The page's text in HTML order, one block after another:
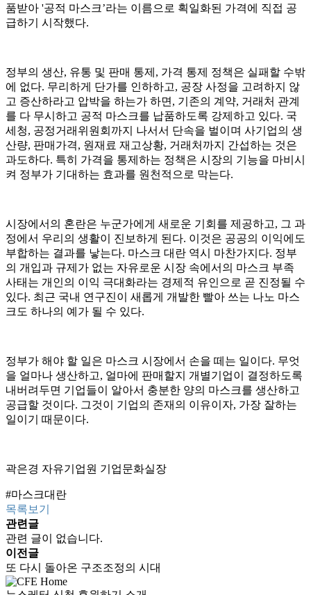
품받아 '공적 마스크’라는 이름으로 획일화된 가격에 직접 공
급하기 시작했다.
정부의 생산, 유통 및 판매 통제, 가격 통제 정책은 실패할 수밖
에 없다. 무리하게 단가를 인하하고, 공장 사정을 고려하지 않
고 증산하라고 압박을 하는가 하면, 기존의 계약, 거래처 관계
를 다 무시하고 공적 마스크를 납품하도록 강제하고 있다. 국
세청, 공정거래위원회까지 나서서 단속을 벌이며 사기업의 생
산량, 판매가격, 원재료 재고상황, 거래처까지 간섭하는 것은
과도하다. 특히 가격을 통제하는 정책은 시장의 기능을 마비시
켜 정부가 기대하는 효과를 원천적으로 막는다.
시장에서의 혼란은 누군가에게 새로운 기회를 제공하고, 그 과
정에서 우리의 생활이 진보하게 된다. 이것은 공공의 이익에도
부합하는 결과를 낳는다. 마스크 대란 역시 마찬가지다. 정부
의 개입과 규제가 없는 자유로운 시장 속에서의 마스크 부족
사태는 개인의 이익 극대화라는 경제적 유인으로 곧 진정될 수
있다. 최근 국내 연구진이 새롭게 개발한 빨아 쓰는 나노 마스
크도 하나의 예가 될 수 있다.
정부가 해야 할 일은 마스크 시장에서 손을 떼는 일이다. 무엇
을 얼마나 생산하고, 얼마에 판매할지 개별기업이 결정하도록
내버려두면 기업들이 알아서 충분한 양의 마스크를 생산하고
공급할 것이다. 그것이 기업의 존재의 이유이자, 가장 잘하는
일이기 때문이다.
곽은경 자유기업원 기업문화실장
#마스크대란
목록보기
관련글
관련 글이 없습니다.
이전글
또 다시 돌아온 구조조정의 시대